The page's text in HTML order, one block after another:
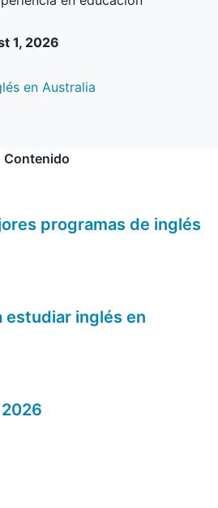
1, 2026
en Australia
Contenido
programas de inglés
estudiar inglés en